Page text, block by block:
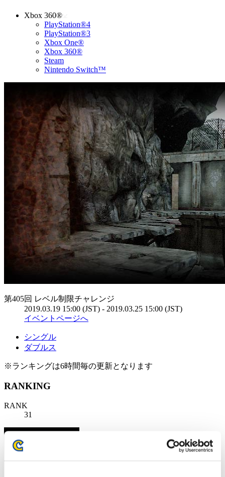
Xbox 360®
PlayStation®4
PlayStation®3
Xbox One®
Xbox 360®
Steam
Nintendo Switch™
第405回 レベル制限チャレンジ
2019.03.19 15:00 (JST) - 2019.03.25 15:00 (JST)
イベントページへ
シングル
ダブルス
※ランキングは6時間毎の更新となります
RANKING
RANK
31